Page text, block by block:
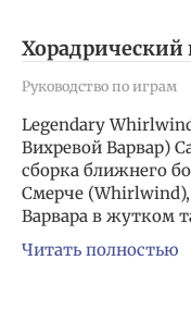
Хорадрический
Руководство по играм
Legendary
Вихревой Варвар)
сборка ближнего
Смерче
Варвара в жутком
Читать полностью